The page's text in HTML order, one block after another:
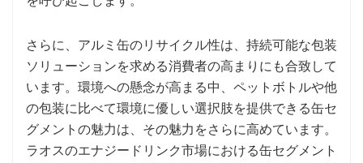
さらに、アルミ缶のリサイクル性は、持続可能な包装
ソリューションを求める消費者の高まりにも合致して
います。環境への懸念が高まる中、ペットボトルや他
の包装に比べて環境に優しい選択肢を提供できる缶セ
グメントの魅力は、その魅力をさらに高めています。
ラオスのエナジードリンク市場における缶セグメント